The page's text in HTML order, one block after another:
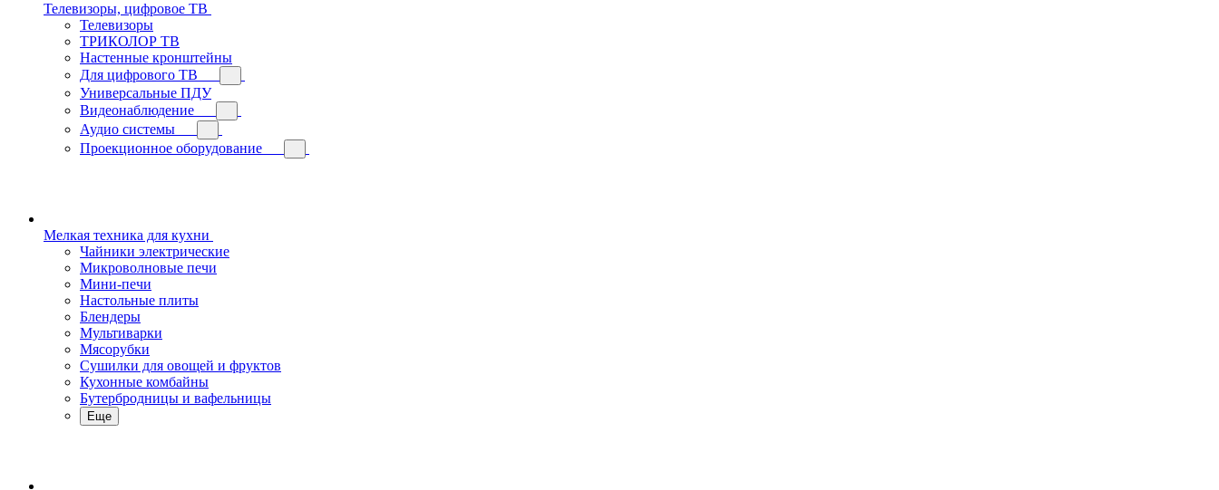
Телевизоры, цифровое ТВ
Телевизоры
ТРИКОЛОР ТВ
Настенные кронштейны
Для цифрового ТВ
Универсальные ПДУ
Видеонаблюдение
Аудио системы
Проекционное оборудование
Мелкая техника для кухни
Чайники электрические
Микроволновые печи
Мини-печи
Настольные плиты
Блендеры
Мультиварки
Мясорубки
Сушилки для овощей и фруктов
Кухонные комбайны
Бутербродницы и вафельницы
Еще